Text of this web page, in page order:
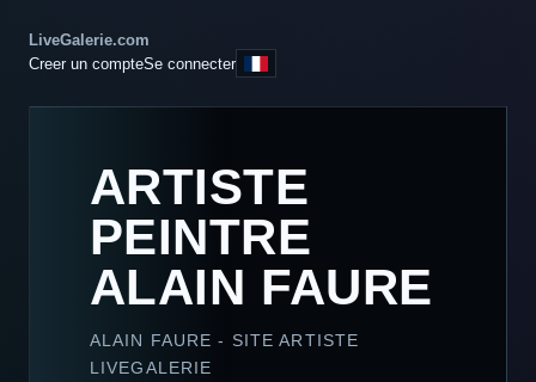
LiveGalerie.com
Creer un compteSe connecter
ARTISTE
PEINTRE
ALAIN FAURE
ALAIN FAURE - SITE ARTISTE
LIVEGALERIE